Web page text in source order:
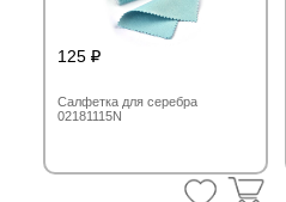
125
Салфетка для серебра
02181115N